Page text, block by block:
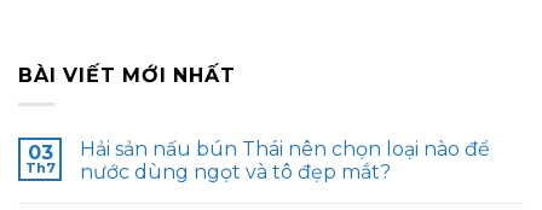
BÀI VIẾT MỚI NHẤT
03
Th7
Hải sản nấu bún Thái nên chọn loại nào để
nước dùng ngọt và tô đẹp mắt?